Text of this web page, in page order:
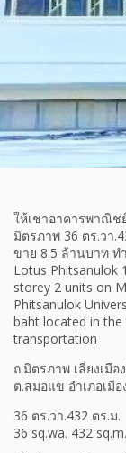
ให้เช่าอาคารพาณิ
มิตรภาพ 36 ตร.วา
ขาย 8.5 ล้านบาท ท
Lotus Phitsanulok
storey 2 units on
Phitsanulok
baht located in
transportation
ถ.มิตรภาพ เลี่ยงเมื
ต.สมอแข อำเภอเมื
36 ตร.วา.432 ตร.ม.
36 sq.wa. 432 sq.m.